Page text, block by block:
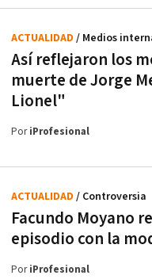
Así reflejaron los
muerte de Jorge
Lionel"
ACTUALIDAD / Medios
PoriProfesional
Facundo Moyano
episodio con la
ACTUALIDAD / Controversia
PoriProfesional